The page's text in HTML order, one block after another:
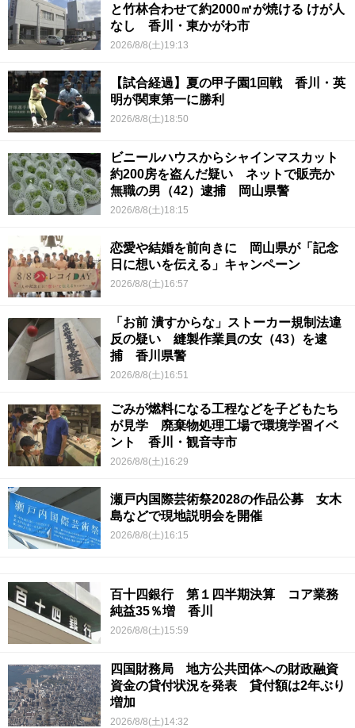
と竹林合わせて約2000㎡が焼ける けが人
なし 香川・東かがわ市
2026/8/8(土)19:13
【試合経過】夏の甲子園1回戦 香川・英
明が関東第一に勝利
2026/8/8(土)18:50
ビニールハウスからシャインマスカット
約200房を盗んだ疑い ネットで販売か
無職の男（42）逮捕 岡山県警
2026/8/8(土)18:15
恋愛や結婚を前向きに 岡山県が「記念
日に想いを伝える」キャンペーン
2026/8/8(土)16:57
「お前 潰すからな」ストーカー規制法違
反の疑い 縫製作業員の女（43）を逮
捕 香川県警
2026/8/8(土)16:51
ごみが燃料になる工程などを子どもたち
が見学 廃棄物処理工場で環境学習イベ
ント 香川・観音寺市
2026/8/8(土)16:29
瀬戸内国際芸術祭2028の作品公募 女木
島などで現地説明会を開催
2026/8/8(土)16:15
百十四銀行 第１四半期決算 コア業務
純益35％増 香川
2026/8/8(土)15:59
四国財務局 地方公共団体への財政融資
資金の貸付状況を発表 貸付額は2年ぶり
増加
2026/8/8(土)14:32